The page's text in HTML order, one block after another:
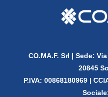
CO.MA.F. Srl |Sede:
20845
P.IVA: 00868180969 |